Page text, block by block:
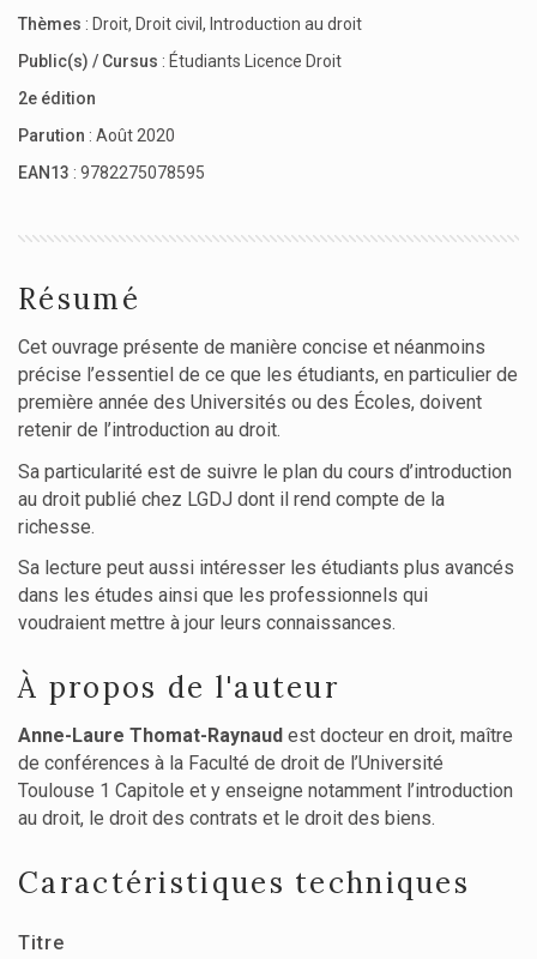
Thèmes : Droit, Droit civil , Introduction au droit
Public(s) / Cursus : Étudiants Licence Droit
2e édition
Parution : Août 2020
EAN13 : 9782275078595
Résumé
Cet ouvrage présente de manière concise et néanmoins
précise l’essentiel de ce que les étudiants, en particulier de
première année des Universités ou des Écoles, doivent
retenir de l’introduction au droit.
Sa particularité est de suivre le plan du cours d’introduction
au droit publié chez LGDJ dont il rend compte de la
richesse.
Sa lecture peut aussi intéresser les étudiants plus avancés
dans les études ainsi que les professionnels qui
voudraient mettre à jour leurs connaissances.
À propos de l'auteur
Anne-Laure Thomat-Raynaud est docteur en droit, maître
de conférences à la Faculté de droit de l’Université
Toulouse 1 Capitole et y enseigne notamment l’introduction
au droit, le droit des contrats et le droit des biens.
Caractéristiques techniques
Titre